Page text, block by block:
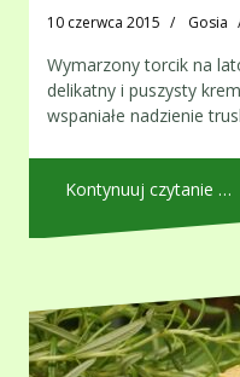
10 czerwca 2015 Gosia
Wymarzony torcik na
delikatny i puszysty
wspaniałe nadzienie
Kontynuuj czytanie …